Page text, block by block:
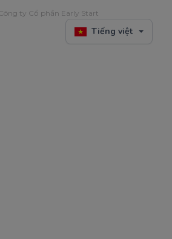
ty Cổ phần Early Start
Tiếng việt